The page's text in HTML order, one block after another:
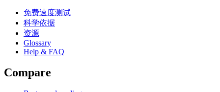
免费速度测试
科学依据
资源
Glossary
Help & FAQ
Compare